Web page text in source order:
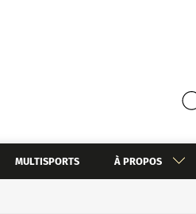
MULTISPORTS À PROPOS